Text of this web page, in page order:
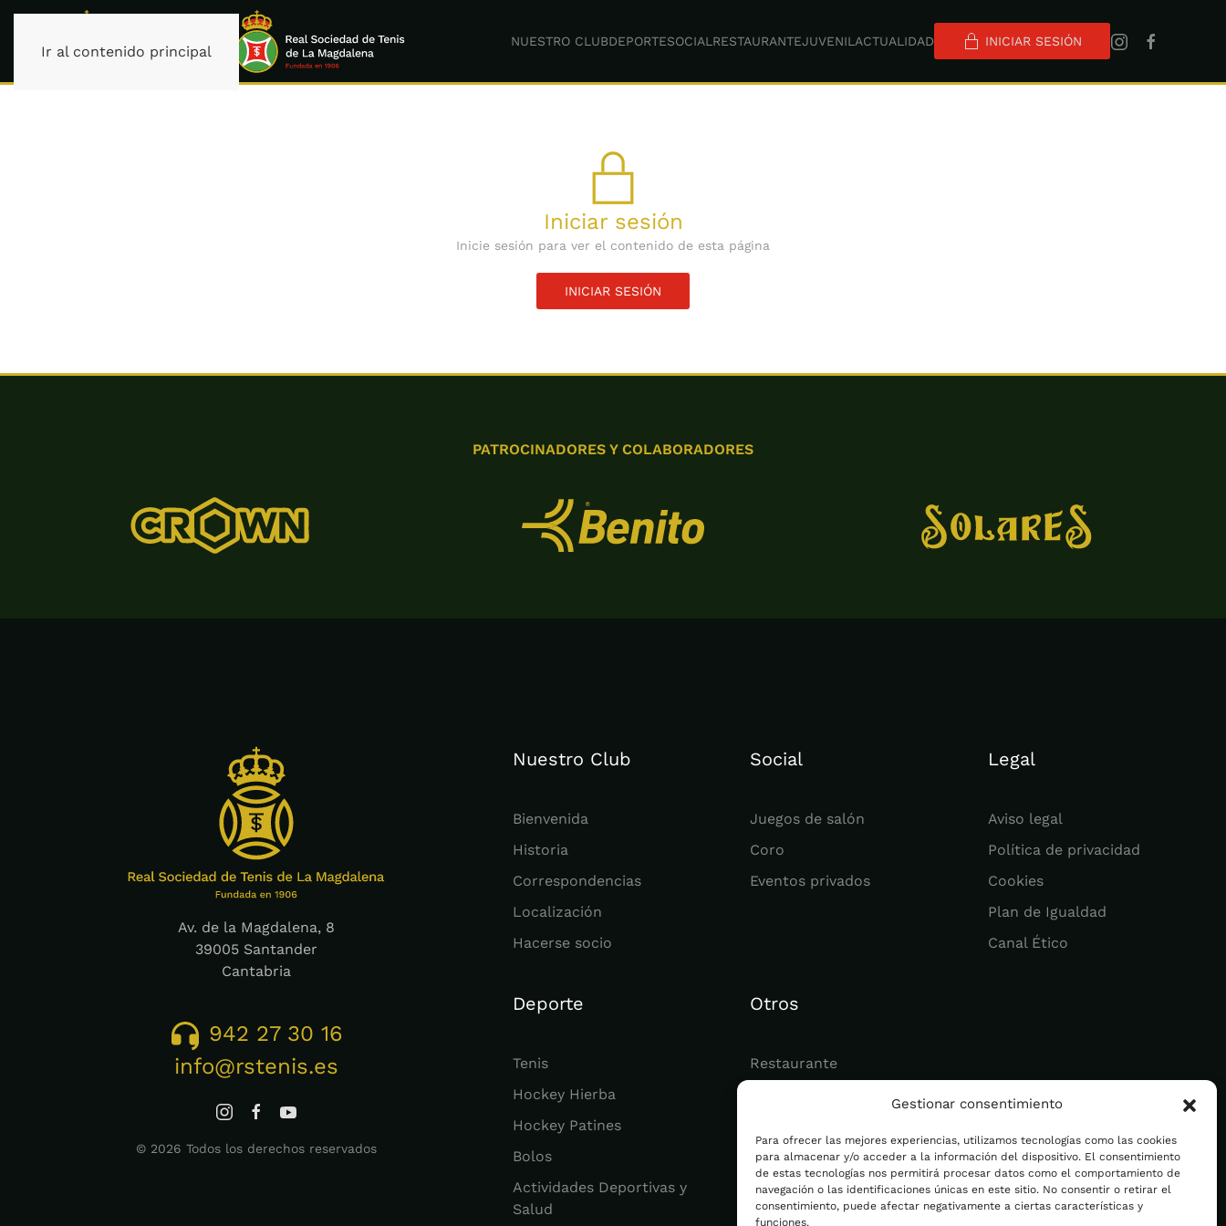
Gestionar consentimiento
Para ofrecer las mejores experiencias, utilizamos tecnologías como las cookies
para almacenar y/o acceder a la información del dispositivo. El consentimiento
de estas tecnologías nos permitirá procesar datos como el comportamiento de
navegación o las identificaciones únicas en este sitio. No consentir o retirar el
consentimiento, puede afectar negativamente a ciertas características y
funciones.
Ir al contenido principal
NUESTRO CLUBDEPORTESOCIAL RESTAURANTEJUVENIL ACTUALIDAD INICIAR SESIÓN
Iniciar sesión
Inicie sesión para ver el contenido de esta página
INICIAR SESIÓN
PATROCINADORES Y COLABORADORES
Av. de la Magdalena, 8
39005 Santander
Cantabria
942 27 30 16
info@rstenis.es
© 2026 Todos los derechos reservados
Nuestro Club
Bienvenida
Historia
Correspondencias
Localización
Hacerse socio
Deporte
Tenis
Hockey Hierba
Hockey Patines
Bolos
Actividades Deportivas y
Salud
Social
Juegos de salón
Coro
Eventos privados
Otros
Restaurante
Legal
Aviso legal
Política de privacidad
Cookies
Plan de Igualdad
Canal Ético